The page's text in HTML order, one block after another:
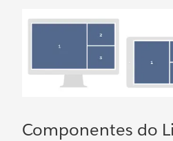
Componentes do